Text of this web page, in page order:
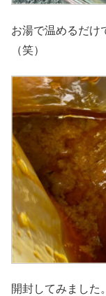
お湯で温めるだけ
（笑）
開封してみました